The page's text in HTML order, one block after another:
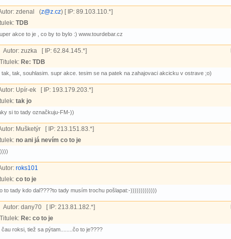
zdenal (z@z.cz) [ IP: 89.103.110.*]
TDB
akce to je , co by to bylo :) www.tourdebar.cz
Autor: zuzka [ IP: 62.84.145.*]
Titulek: Re: TDB
tak, tak, souhlasim. supr akce. tesim se na patek na zahajovaci akcicku v ostrave ;o)
Upír-ek [ IP: 193.179.203.*]
tak jo
si to tady označkuju-FM-))
Mušketýr [ IP: 213.151.83.*]
no ani já nevím co to je
))))
roks101
co to je
to tady kdo dal????to tady musím trochu pošlapat:-)))))))))))))
Autor: dany70 [ IP: 213.81.182.*]
Titulek: Re: co to je
čau roksi, tiež sa pýtam........čo to je????